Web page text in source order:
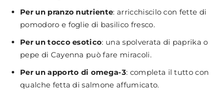
Per un pranzo nutriente: arricchiscilo con fette di
pomodoro e foglie di basilico fresco.
Per un tocco esotico: una spolverata di paprika o
pepe di Cayenna può fare miracoli.
Per un apporto di omega-3: completa il tutto con
qualche fetta di salmone affumicato.